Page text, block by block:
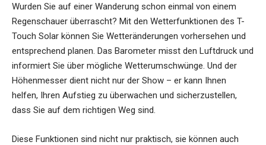
Wurden Sie auf einer Wanderung schon einmal von einem
Regenschauer überrascht? Mit den Wetterfunktionen des T-
Touch Solar können Sie Wetteränderungen vorhersehen und
entsprechend planen. Das Barometer misst den Luftdruck und
informiert Sie über mögliche Wetterumschwünge. Und der
Höhenmesser dient nicht nur der Show – er kann Ihnen
helfen, Ihren Aufstieg zu überwachen und sicherzustellen,
dass Sie auf dem richtigen Weg sind.
Diese Funktionen sind nicht nur praktisch, sie können auch